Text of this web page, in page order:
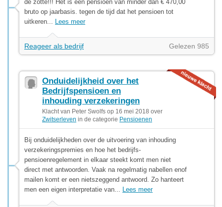
de zotte!!! Het is een pensioen van minder dan € 470,00
bruto op jaarbasis. tegen de tijd dat het pensioen tot
uitkeren... Lees meer
Reageer als bedrijf Gelezen 985
Onduidelijkheid over het
Bedrijfspensioen en
inhouding verzekeringen
Klacht van Peter Swolfs op 16 mei 2018 over
Zwitserleven in de categorie Pensioenen
Bij onduidelijkheden over de uitvoering van inhouding
verzekeringspremies en hoe het bedrijfs-
pensioenregelement in elkaar steekt komt men niet
direct met antwoorden. Vaak na regelmatig nabellen enof
mailen komt er een nietszeggend antwoord. Zo hanteert
men een eigen interpretatie van... Lees meer